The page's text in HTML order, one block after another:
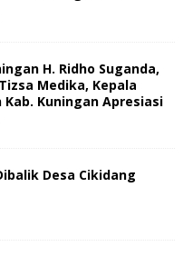
H. Ridho Suganda,
Medika, Kepala
Kab. Kuningan Apresiasi
Desa Cikidang